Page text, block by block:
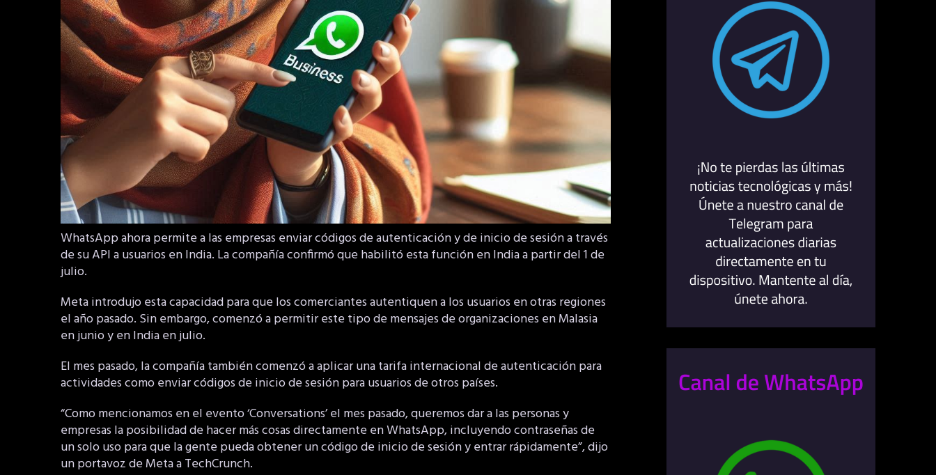
WhatsApp ahora permite a las empresas enviar códigos de autenticación y de inicio de sesión a través
de su API a usuarios en India. La compañía confirmó que habilitó esta función en India a partir del 1 de
julio.
Meta introdujo esta capacidad para que los comerciantes autentiquen a los usuarios en otras regiones
el año pasado. Sin embargo, comenzó a permitir este tipo de mensajes de organizaciones en Malasia
en junio y en India en julio.
El mes pasado, la compañía también comenzó a aplicar una tarifa internacional de autenticación para
actividades como enviar códigos de inicio de sesión para usuarios de otros países.
“Como mencionamos en el evento ‘Conversations’ el mes pasado, queremos dar a las personas y
empresas la posibilidad de hacer más cosas directamente en WhatsApp, incluyendo contraseñas de
un solo uso para que la gente pueda obtener un código de inicio de sesión y entrar rápidamente”, dijo
un portavoz de Meta a TechCrunch.